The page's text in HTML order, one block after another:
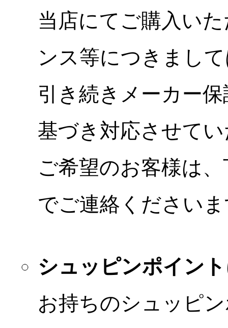
当店にてご購入い
ンス等につきまし
引き続きメーカー
基づき対応させて
ご希望のお客様は
でご連絡ください
シュッピンポイン
お持ちのシュッピ